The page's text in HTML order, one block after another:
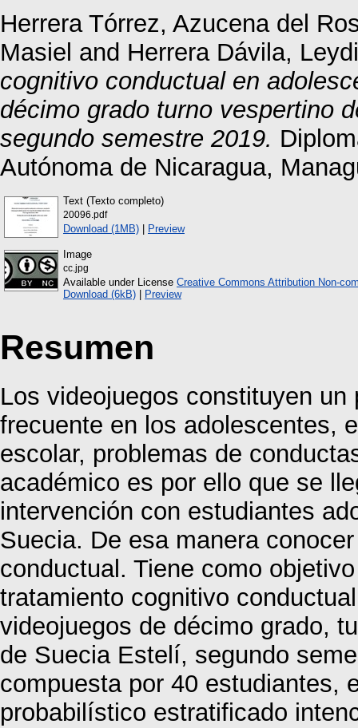
Herrera Tórrez, Azucena del
Masiel and Herrera Dávila,
cognitivo conductual en
décimo grado turno vespertino
segundo semestre 2019.
Autónoma de Nicaragua,
Text (Texto completo)
20096.pdf
Download (1MB) | Preview
Image
cc.jpg
Available under License Creative Commons Attribution Non-
Download (6kB) | Preview
Resumen
Los videojuegos constituyen
frecuente en los adolescentes,
escolar, problemas de
académico es por ello que se
intervención con estudiantes
Suecia. De esa manera
conductual. Tiene como
tratamiento cognitivo
videojuegos de décimo grado,
de Suecia Estelí, segundo
compuesta por 40 estudiantes,
probabilístico estratificado